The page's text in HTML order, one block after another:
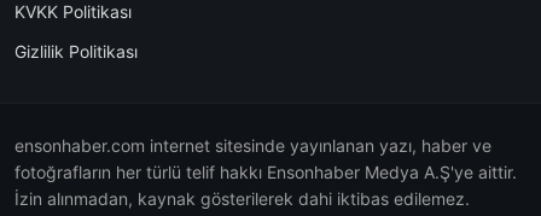
KVKK Politikası
Gizlilik Politikası
ensonhaber.com internet sitesinde yayınlanan yazı, haber ve
fotoğrafların her türlü telif hakkı Ensonhaber Medya A.Ş'ye aittir.
İzin alınmadan, kaynak gösterilerek dahi iktibas edilemez.